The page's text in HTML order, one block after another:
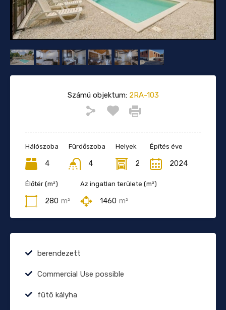
Számú objektum:2RA-103
Hálószoba
4
Fürdőszoba
4
Helyek
2
Építés éve
2024
Élőtér (m²)
280 m²
Az ingatlan területe (m²)
1460 m²
berendezett
Commercial Use possible
fűtő kályha